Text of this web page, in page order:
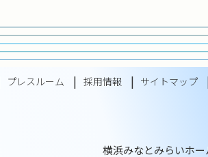
プレスルーム 採用情報 サイトマップ
横浜みなとみらいホー